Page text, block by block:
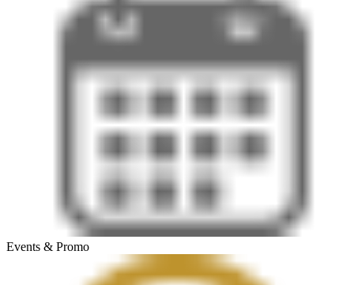
Events & Promo